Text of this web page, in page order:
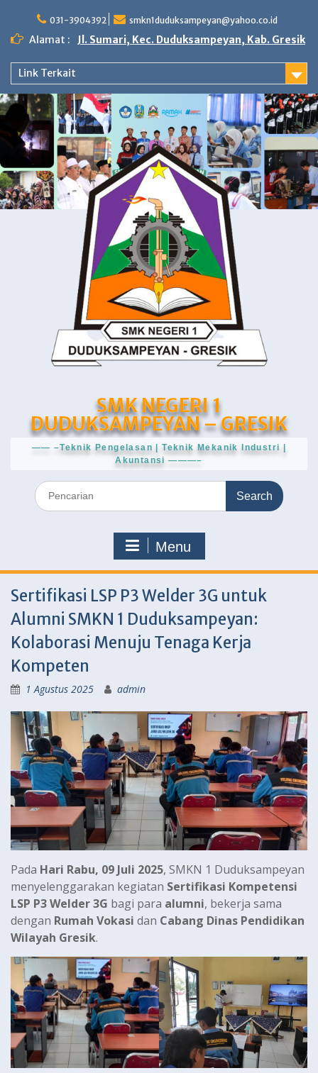
content
031-3904392 smkn1duduksampeyan@yahoo.co.id
Alamat : Jl. Sumari, Kec. Duduksampeyan, Kab. Gresik
Link Terkait
SMK NEGERI 1
DUDUKSAMPEYAN – GRESIK
—— –Teknik Pengelasan | Teknik Mekanik Industri |
Akuntansi ———–
Search
for:
Menu
Sertifikasi LSP P3 Welder 3G untuk
Alumni SMKN 1 Duduksampeyan:
Kolaborasi Menuju Tenaga Kerja
Kompeten
1 Agustus 2025 admin
Pada Hari Rabu, 09 Juli 2025, SMKN 1 Duduksampeyan
menyelenggarakan kegiatan Sertifikasi Kompetensi
LSP P3 Welder 3G bagi para alumni, bekerja sama
dengan Rumah Vokasi dan Cabang Dinas Pendidikan
Wilayah Gresik.